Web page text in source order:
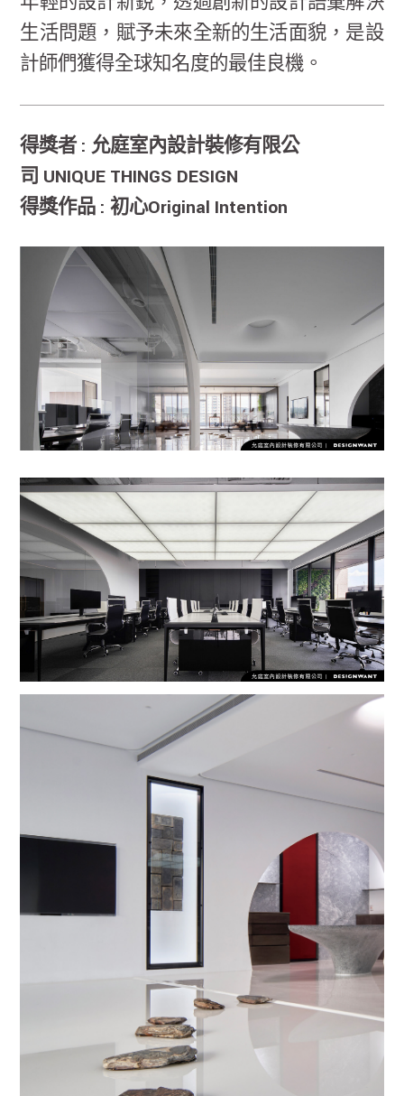
生活問題，賦予未來全新的生活面貌，是設
計師們獲得全球知名度的最佳良機。
得獎者 : 允庭室內設計裝修有限公
司 UNIQUE THINGS DESIGN
得獎作品 : 初心Original Intention